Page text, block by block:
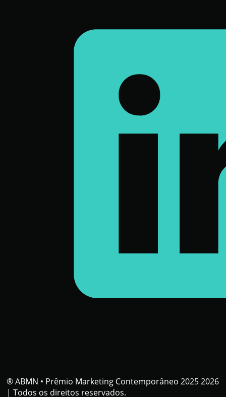
® ABMN • Prêmio Marketing Contemporâneo 2025 2026
| Todos os direitos reservados.